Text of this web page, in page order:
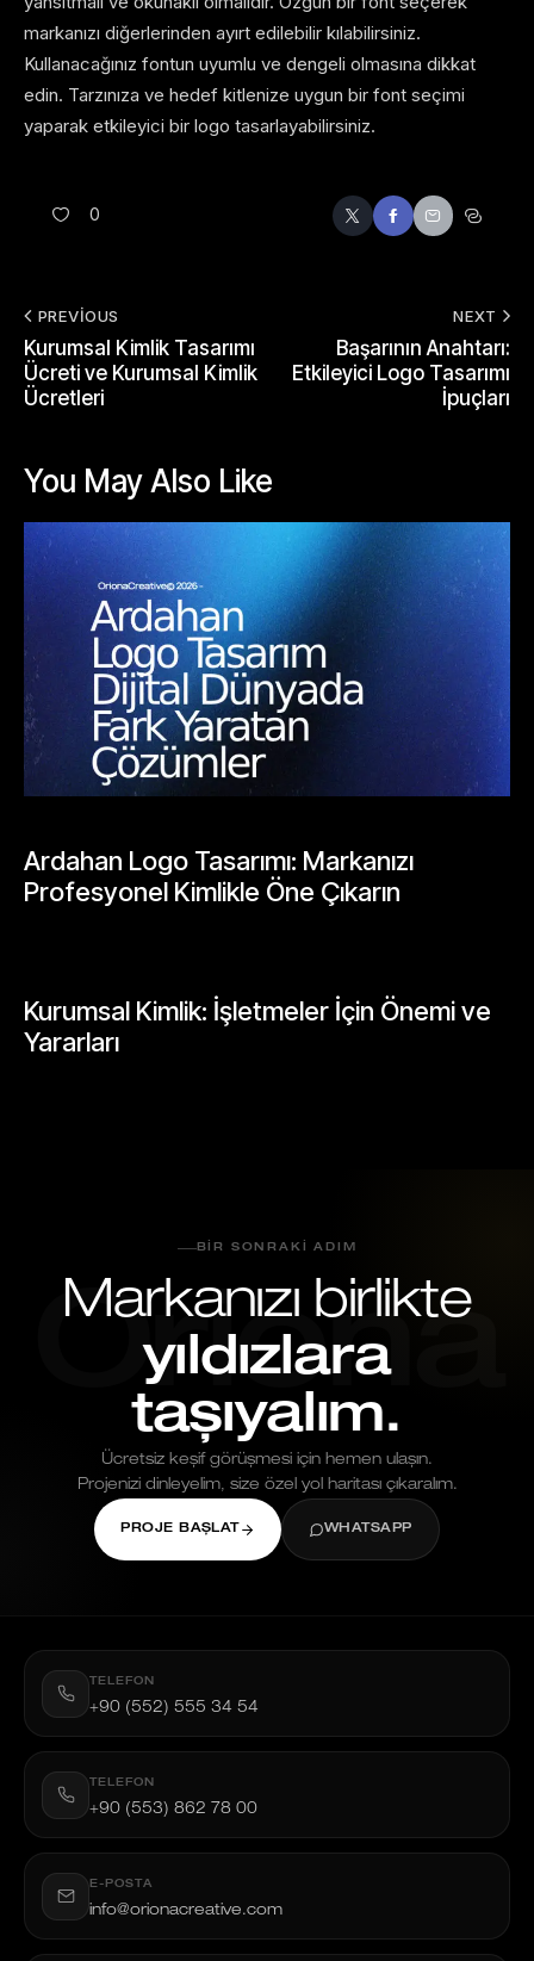
markanızı diğerlerinden ayırt edilebilir kılabilirsiniz.
Kullanacağınız fontun uyumlu ve dengeli olmasına dikkat
edin. Tarzınıza ve hedef kitlenize uygun bir font seçimi
yaparak etkileyici bir logo tasarlayabilirsiniz.
0
PREVIOUS
Kurumsal Kimlik Tasarımı
Ücreti ve Kurumsal Kimlik
Ücretleri
NEXT
Başarının Anahtarı:
Etkileyici Logo Tasarımı
İpuçları
You May Also Like
Ardahan Logo Tasarımı: Markanızı
Profesyonel Kimlikle Öne Çıkarın
Kurumsal Kimlik: İşletmeler İçin Önemi ve
Yararları
Oriona
BIR SONRAKI ADIM
Markanızı birlikte
yıldızlara
taşıyalım.
Ücretsiz keşif görüşmesi için hemen ulaşın.
Projenizi dinleyelim, size özel yol haritası çıkaralım.
PROJE BAŞLAT WHATSAPP
TELEFON
+90 (552) 555 34 54
TELEFON
+90 (553) 862 78 00
E-POSTA
info@orionacreative.com